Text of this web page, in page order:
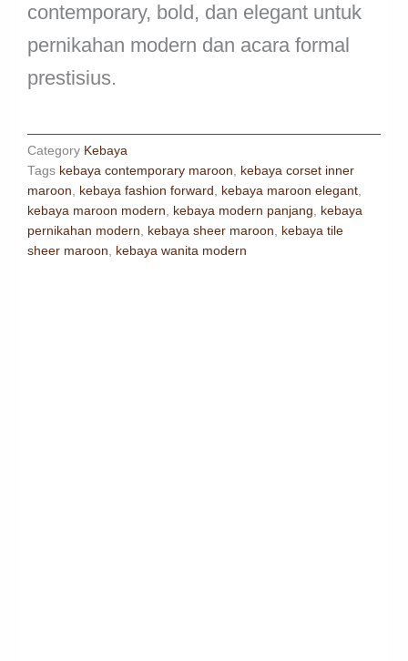
contemporary, bold, dan elegant untuk
pernikahan modern dan acara formal
prestisius.
Category Kebaya
Tags kebaya contemporary maroon, kebaya corset inner
maroon, kebaya fashion forward , kebaya maroon elegant,
kebaya maroon modern, kebaya modern panjang, kebaya
pernikahan modern, kebaya sheer maroon, kebaya tile
sheer maroon, kebaya wanita modern